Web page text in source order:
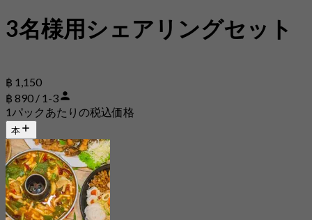
3名様用シェアリングセット
฿ 1,150
฿ 890 / 1-3
1パックあたりの税込価格
本